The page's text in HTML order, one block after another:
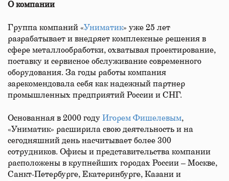
О компании
Группа компаний «Униматик» уже 25 лет
разрабатывает и внедряет комплексные решения в
сфере металлообработки, охватывая проектирование,
поставку и сервисное обслуживание современного
оборудования. За годы работы компания
зарекомендовала себя как надежный партнер
промышленных предприятий России и СНГ.
Основанная в 2000 году Игорем Фишелевым,
«Униматик» расширила свою деятельность и на
сегодняшний день насчитывает более 300
сотрудников. Офисы и представительства компании
расположены в крупнейших городах России – Москве,
Санкт-Петербурге, Екатеринбурге, Казани и